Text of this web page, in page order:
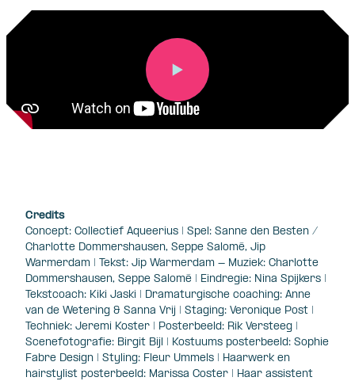
Credits
Concept: Collectief Aqueerius | Spel: Sanne den Besten /
Charlotte Dommershausen, Seppe Salomé, Jip
Warmerdam | Tekst: Jip Warmerdam - Muziek: Charlotte
Dommershausen, Seppe Salomé | Eindregie: Nina Spijkers |
Tekstcoach: Kiki Jaski | Dramaturgische coaching: Anne
van de Wetering & Sanna Vrij | Staging: Veronique Post |
Techniek: Jeremi Koster | Posterbeeld: Rik Versteeg |
Scenefotografie: Birgit Bijl | Kostuums posterbeeld: Sophie
Fabre Design | Styling: Fleur Ummels | Haarwerk en
hairstylist posterbeeld: Marissa Coster | Haar assistent